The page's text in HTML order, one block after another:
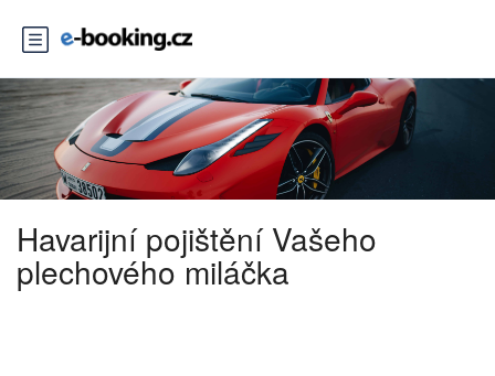
Havarijní pojištění Vašeho
plechového miláčka